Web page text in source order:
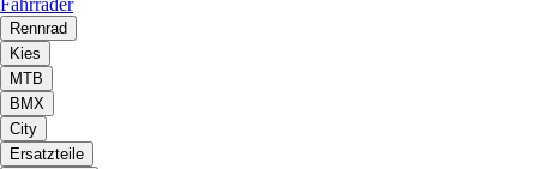
Fahrräder
Rennrad
Kies
MTB
BMX
City
Ersatzteile